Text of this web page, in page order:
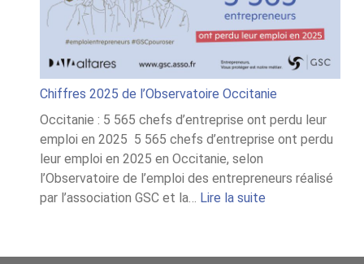
Chiffres 2025 de l’Observatoire Occitanie
Occitanie : 5 565 chefs d’entreprise ont perdu leur
emploi en 2025 5 565 chefs d’entreprise ont perdu
leur emploi en 2025 en Occitanie, selon
l’Observatoire de l’emploi des entrepreneurs réalisé
par l’association GSC et la… Lire la suite:
de